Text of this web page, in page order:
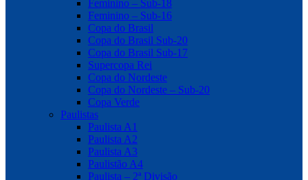
Feminino – Sub-18
Feminino – Sub-16
Copa do Brasil
Copa do Brasil Sub-20
Copa do Brasil Sub-17
Supercopa Rei
Copa do Nordeste
Copa do Nordeste – Sub-20
Copa Verde
Paulistas
Paulista A1
Paulista A2
Paulista A3
Paulistão A4
Paulista – 2ª Divisão